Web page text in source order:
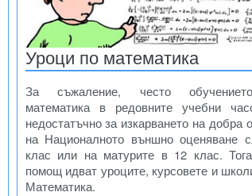
Уроци по математика
За съжаление, често
математика в редовните учебни
недостатъчно за изкарването на добра
на Националното външно оценяване
клас или на матурите в 12 клас.
помощ идват уроците, курсовете и
Математика.